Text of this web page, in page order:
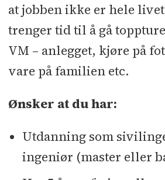
at jobben ikke er hele
trenger tid til å gå
VM – anlegget, kjøre på
vare på familien etc.
Ønsker at du har:
Utdanning som
ingeniør (master eller